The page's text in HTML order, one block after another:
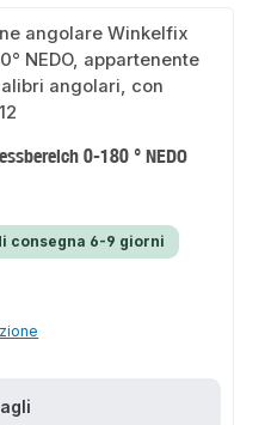
0-180 ° NEDO
consegna 6-9 giorni